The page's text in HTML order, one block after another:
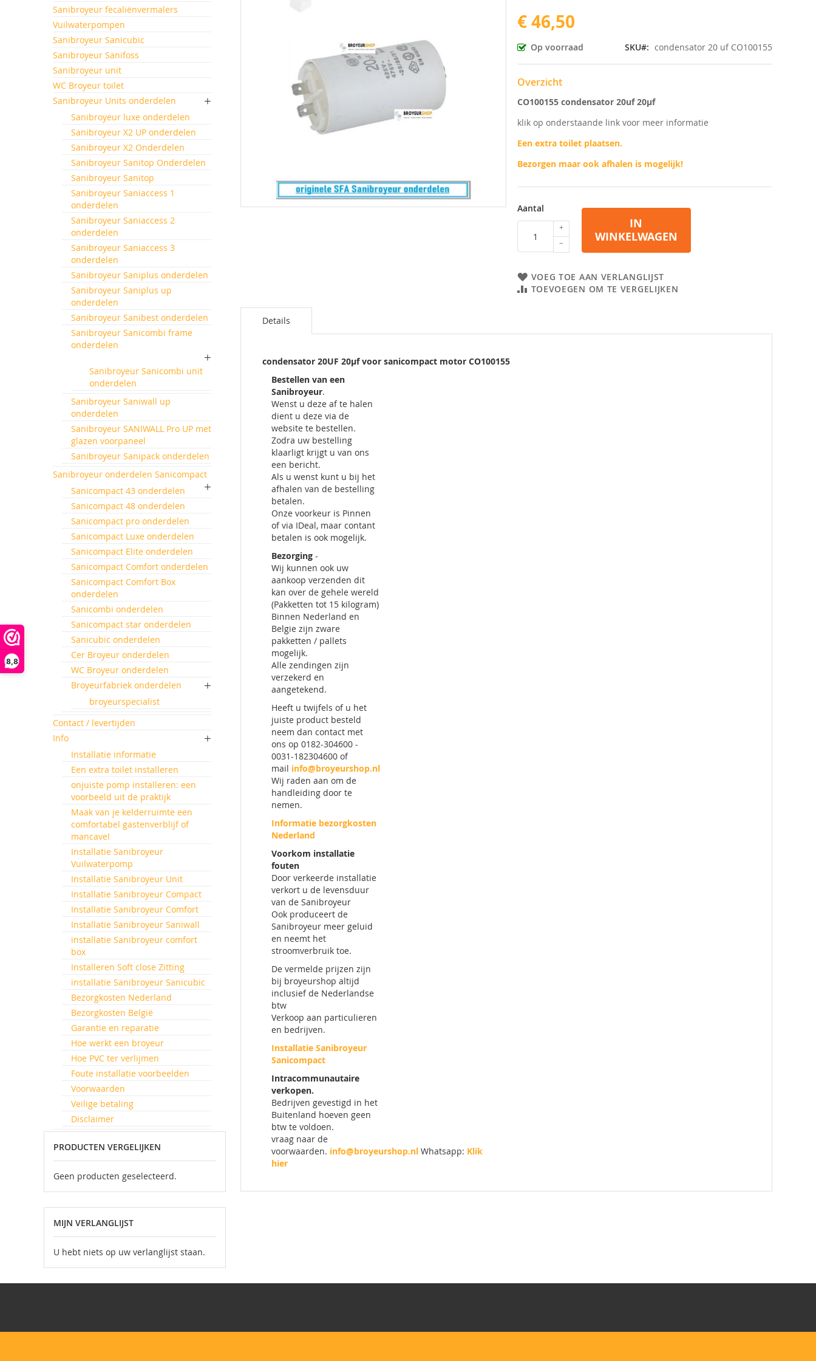
8,8
€ 46,50
Op voorraad SKU condensator 20 uf CO100155
Overzicht
CO100155 condensator 20uf 20µf
klik op onderstaande link voor meer informatie
Een extra toilet plaatsen.
Bezorgen maar ook afhalen is mogelijk!
Aantal
IN
WINKELWAGEN
VOEG TOE AAN VERLANGLIJST
TOEVOEGEN OM TE VERGELIJKEN
Details
condensator 20UF 20µf voor sanicompact motor CO100155
Bestellen van een
Sanibroyeur.
Wenst u deze af te halen
dient u deze via de
website te bestellen.
Zodra uw bestelling
klaarligt krijgt u van ons
een bericht.
Als u wenst kunt u bij het
afhalen van de bestelling
betalen.
Onze voorkeur is Pinnen
of via IDeal, maar contant
betalen is ook mogelijk.
Bezorging -
Wij kunnen ook uw
aankoop verzenden dit
kan over de gehele wereld
(Pakketten tot 15 kilogram)
Binnen Nederland en
Belgie zijn zware
pakketten / pallets
mogelijk.
Alle zendingen zijn
verzekerd en
aangetekend.
Heeft u twijfels of u het
juiste product besteld
neem dan contact met
ons op 0182-304600 -
0031-182304600 of
mail info@broyeurshop.nl
Wij raden aan om de
handleiding door te
nemen.
Informatie bezorgkosten
Nederland
Voorkom installatie
fouten
Door verkeerde installatie
verkort u de levensduur
van de Sanibroyeur
Ook produceert de
Sanibroyeur meer geluid
en neemt het
stroomverbruik toe.
De vermelde prijzen zijn
bij broyeurshop altijd
inclusief de Nederlandse
btw
Verkoop aan particulieren
en bedrijven.
Installatie Sanibroyeur
Sanicompact
Intracommunautaire
verkopen.
Bedrijven gevestigd in het
Buitenland hoeven geen
btw te voldoen.
vraag naar de
voorwaarden. info@broyeurshop.nl Whatsapp: Klik
hier
Sanibroyeur fecaliënvermalers
Vuilwaterpompen
Sanibroyeur Sanicubic
Sanibroyeur Sanifoss
Sanibroyeur unit
WC Broyeur toilet
Sanibroyeur Units onderdelen
Sanibroyeur luxe onderdelen
Sanibroyeur X2 UP onderdelen
Sanibroyeur X2 Onderdelen
Sanibroyeur Sanitop Onderdelen
Sanibroyeur Sanitop
Sanibroyeur Saniaccess 1
onderdelen
Sanibroyeur Saniaccess 2
onderdelen
Sanibroyeur Saniaccess 3
onderdelen
Sanibroyeur Saniplus onderdelen
Sanibroyeur Saniplus up
onderdelen
Sanibroyeur Sanibest onderdelen
Sanibroyeur Sanicombi frame
onderdelen
Sanibroyeur Sanicombi unit
onderdelen
Sanibroyeur Saniwall up
onderdelen
Sanibroyeur SANIWALL Pro UP met
glazen voorpaneel
Sanibroyeur Sanipack onderdelen
Sanibroyeur onderdelen Sanicompact
Sanicompact 43 onderdelen
Sanicompact 48 onderdelen
Sanicompact pro onderdelen
Sanicompact Luxe onderdelen
Sanicompact Elite onderdelen
Sanicompact Comfort onderdelen
Sanicompact Comfort Box
onderdelen
Sanicombi onderdelen
Sanicompact star onderdelen
Sanicubic onderdelen
Cer Broyeur onderdelen
WC Broyeur onderdelen
Broyeurfabriek onderdelen
broyeurspecialist
Contact / levertijden
Info
Installatie informatie
Een extra toilet installeren
onjuiste pomp installeren: een
voorbeeld uit de praktijk
Maak van je kelderruimte een
comfortabel gastenverblijf of
mancave!
Installatie Sanibroyeur
Vuilwaterpomp
Installatie Sanibroyeur Unit
Installatie Sanibroyeur Compact
Installatie Sanibroyeur Comfort
Installatie Sanibroyeur Saniwall
installatie Sanibroyeur comfort
box
Installeren Soft close Zitting
installatie Sanibroyeur Sanicubic
Bezorgkosten Nederland
Bezorgkosten België
Garantie en reparatie
Hoe werkt een broyeur
Hoe PVC ter verlijmen
Foute installatie voorbeelden
Voorwaarden
Veilige betaling
Disclaimer
PRODUCTEN VERGELIJKEN
Geen producten geselecteerd.
MIJN VERLANGLIJST
U hebt niets op uw verlanglijst staan.